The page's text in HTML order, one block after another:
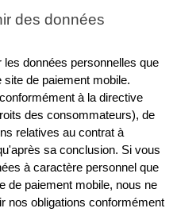
des données
données personnelles que
de paiement mobile.
à la directive
des consommateurs), de
relatives au contrat à
sa conclusion. Si vous
à caractère personnel que
de paiement mobile, nous ne
nos obligations conformément